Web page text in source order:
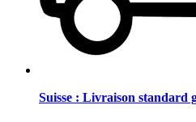
Suisse : Livraison standard